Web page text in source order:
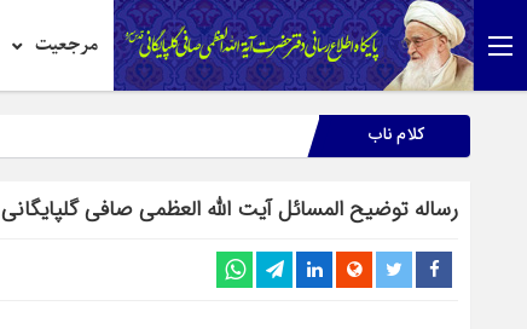
مرجعیت
کلام ناب
رساله توضیح المسائل آیت الله العظمی صافی گلپایگانی